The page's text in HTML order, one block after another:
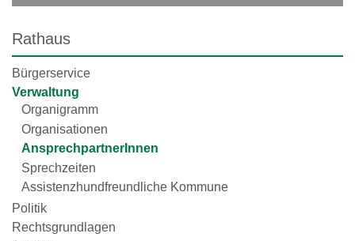
Rathaus
Bürgerservice
Verwaltung
Organigramm
Organisationen
AnsprechpartnerInnen
Sprechzeiten
Assistenzhundfreundliche Kommune
Politik
Rechtsgrundlagen